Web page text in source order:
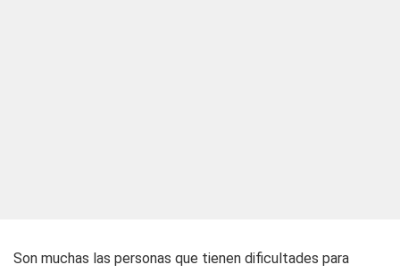
Son muchas las personas que tienen dificultades para